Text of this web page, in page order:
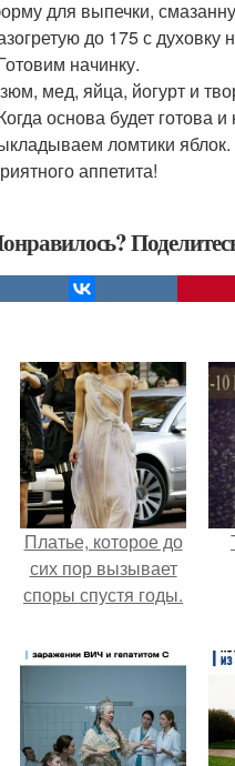
для выпечки,
до 175 с духовку
начинку.
мед, яйца, йогурт и
основа будет готова
ломтики
аппетита!
Платье, которое до
сих пор вызывает
споры спустя годы.